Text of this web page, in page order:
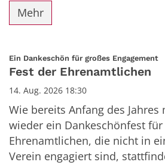
Mehr
Ein Dankeschön für großes Engagement:
Fest der Ehrenamtlichen
14. Aug. 2026 18:30
Wie bereits Anfang des
wieder ein Dankeschönfest
Ehrenamtlichen, die nicht in
Verein engagiert sind,